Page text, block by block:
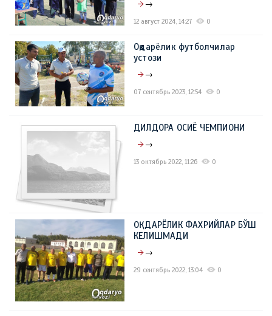
→
12 август 2024, 14:27 0
Оқдарёлик футболчилар
устози
→
07 сентябрь 2023, 12:54 0
ДИЛДОРА ОСИЁ ЧЕМПИОНИ
→
13 октябрь 2022, 11:26 0
ОҚДАРЁЛИК ФАХРИЙЛАР БЎШ
КЕЛИШМАДИ
→
29 сентябрь 2022, 13:04 0